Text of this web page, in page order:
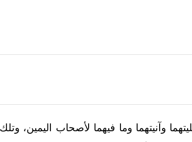
وآنيتهما وما فيهما لأصحاب اليمين،